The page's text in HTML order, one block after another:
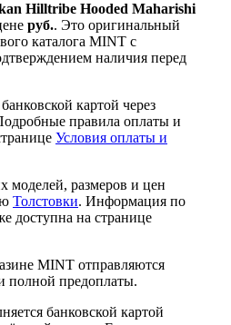
Hilltribe Hooded Maharishi
руб.. Это оригинальный
каталога MINT с
наличия перед
картой через
правила оплаты и
Условия оплаты и
моделей, размеров и цен
Толстовки. Информация по
доступна на странице
MINT отправляются
полной предоплаты.
банковской картой